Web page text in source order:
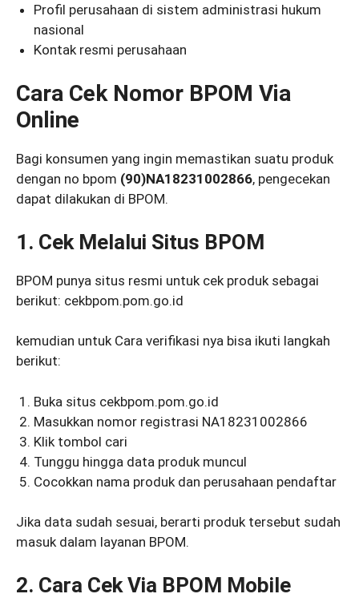
Profil perusahaan di sistem administrasi hukum
nasional
Kontak resmi perusahaan
Cara Cek Nomor BPOM Via
Online
Bagi konsumen yang ingin memastikan suatu produk
dengan no bpom (90)NA18231002866, pengecekan
dapat dilakukan di BPOM.
1. Cek Melalui Situs BPOM
BPOM punya situs resmi untuk cek produk sebagai
berikut: cekbpom.pom.go.id
kemudian untuk Cara verifikasi nya bisa ikuti langkah
berikut:
Buka situs cekbpom.pom.go.id
Masukkan nomor registrasi NA18231002866
Klik tombol cari
Tunggu hingga data produk muncul
Cocokkan nama produk dan perusahaan pendaftar
Jika data sudah sesuai, berarti produk tersebut sudah
masuk dalam layanan BPOM.
2. Cara Cek Via BPOM Mobile